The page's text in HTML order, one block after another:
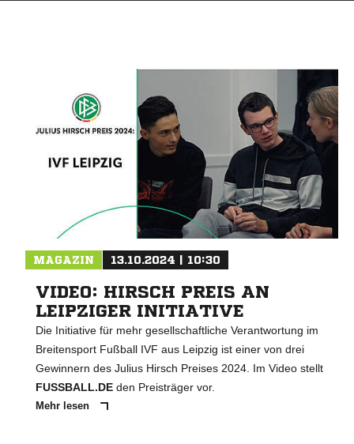
MAGAZIN 13.10.2024 | 10:30
VIDEO: HIRSCH PREIS AN
LEIPZIGER INITIATIVE
Die Initiative für mehr gesellschaftliche Verantwortung im
Breitensport Fußball IVF aus Leipzig ist einer von drei
Gewinnern des Julius Hirsch Preises 2024. Im Video stellt
FUSSBALL.DE den Preisträger vor.
Mehr lesen